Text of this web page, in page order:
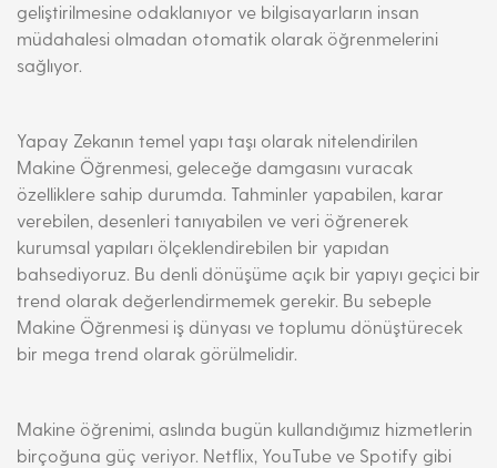
geliştirilmesine odaklanıyor ve bilgisayarların insan
müdahalesi olmadan otomatik olarak öğrenmelerini
sağlıyor.
Yapay Zekanın temel yapı taşı olarak nitelendirilen
Makine Öğrenmesi, geleceğe damgasını vuracak
özelliklere sahip durumda. Tahminler yapabilen, karar
verebilen, desenleri tanıyabilen ve veri öğrenerek
kurumsal yapıları ölçeklendirebilen bir yapıdan
bahsediyoruz. Bu denli dönüşüme açık bir yapıyı geçici bir
trend olarak değerlendirmemek gerekir. Bu sebeple
Makine Öğrenmesi iş dünyası ve toplumu dönüştürecek
bir mega trend olarak görülmelidir.
Makine öğrenimi, aslında bugün kullandığımız hizmetlerin
birçoğuna güç veriyor. Netflix, YouTube ve Spotify gibi